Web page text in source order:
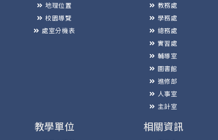
地理位置
校園導覽
處室分機表
教務處
學務處
總務處
實習處
輔導室
圖書館
進修部
人事室
主計室
教學單位 相關資訊